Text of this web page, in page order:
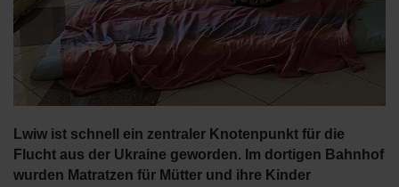
Lwiw ist schnell ein zentraler Knotenpunkt für die
Flucht aus der Ukraine geworden. Im dortigen Bahnhof
wurden Matratzen für Mütter und ihre Kinder